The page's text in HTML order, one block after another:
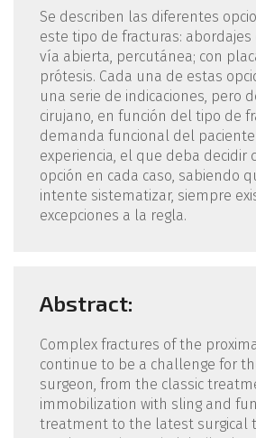
Se describen las diferentes
este tipo de fracturas: abordajes
vía abierta, percutánea; con
prótesis. Cada una de estas
una serie de indicaciones, pero
cirujano, en función del tipo de
demanda funcional del
experiencia, el que deba decidir
opción en cada caso, sabiendo
intente sistematizar, siempre
excepciones a la regla.
Abstract:
Complex fractures of the
continue to be a challenge for
surgeon, from the classic
immobilization with sling and
treatment to the latest surgical